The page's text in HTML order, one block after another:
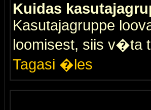
Kuidas
Kasutajagruppe
loomisest, siis v�ta
Tagasi �les